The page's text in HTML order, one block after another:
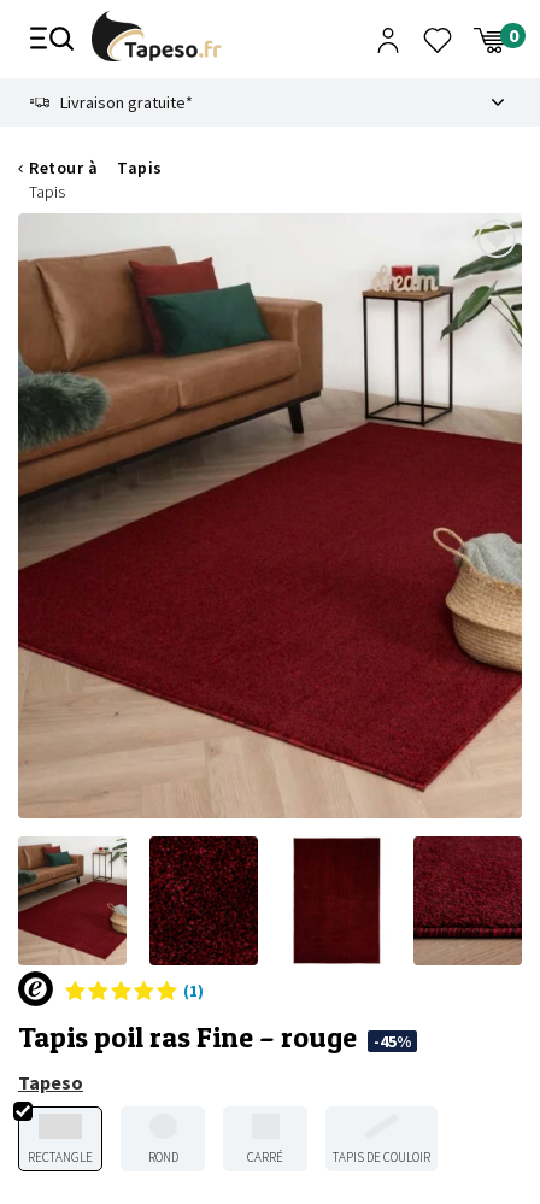
Livraison gratuite*
Retour à
Tapis
Tapis
(1)
Tapis poil ras Fine – rouge -45%
Tapeso
RECTANGLE ROND CARRÉ TAPIS DE COULOIR